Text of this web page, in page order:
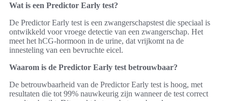
Wat is een Predictor Early test?
De Predictor Early test is een zwangerschapstest die speciaal is
ontwikkeld voor vroege detectie van een zwangerschap. Het
meet het hCG-hormoon in de urine, dat vrijkomt na de
innesteling van een bevruchte eicel.
Waarom is de Predictor Early test betrouwbaar?
De betrouwbaarheid van de Predictor Early test is hoog, met
resultaten die tot 99% nauwkeurig zijn wanneer de test correct